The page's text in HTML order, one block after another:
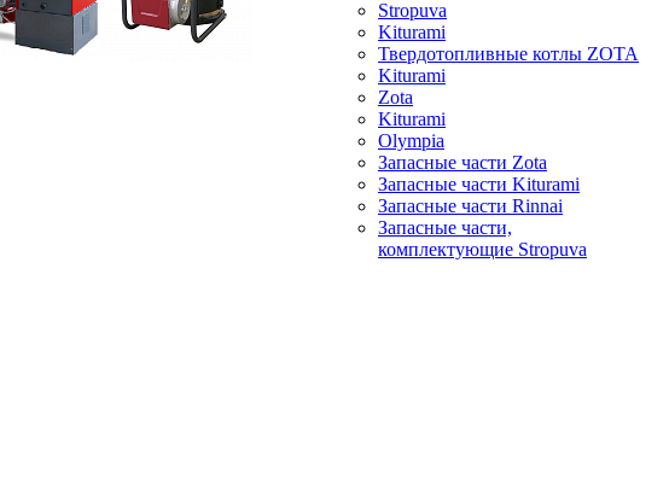
Stropuva
Kiturami
Твердотопливные котлы ZOTA
Kiturami
Zota
Kiturami
Olympia
Запасные части Zota
Запасные части Kiturami
Запасные части Rinnai
Запасные части,
комплектующие Stropuva